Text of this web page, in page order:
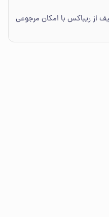
از ریباکس با امکان مرجوعی